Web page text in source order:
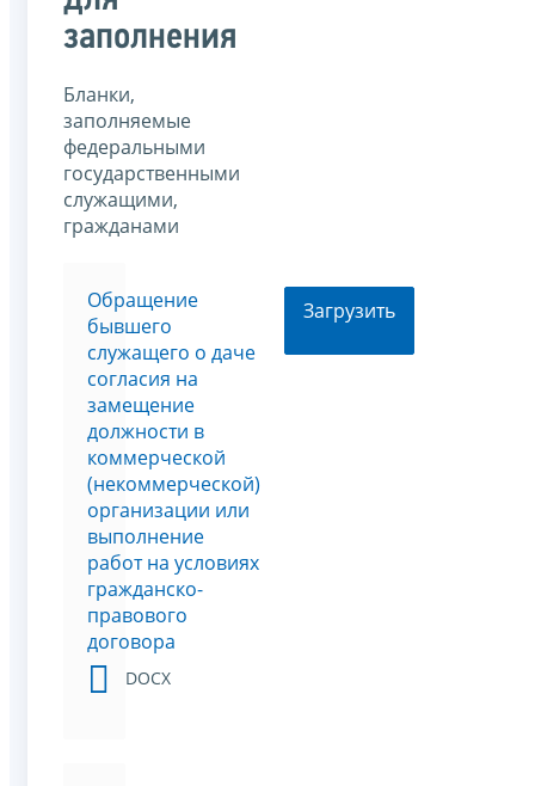
заполнения
Бланки,
заполняемые
федеральными
государственными
служащими,
гражданами
Обращение
бывшего
служащего о даче
согласия на
замещение
должности в
коммерческой
(некоммерческой)
организации или
выполнение
работ на условиях
гражданско-
правового
договора
DOCX
Загрузить